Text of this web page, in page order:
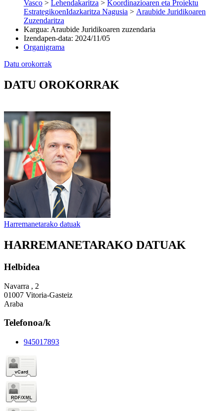
Vasco > Lehendakaritza > Koordinazioaren eta Proiektu
EstrategikoenIdazkaritza Nagusia > Araubide Juridikoaren
Zuzendaritza
Kargua: Araubide Juridikoaren zuzendaria
Izendapen-data: 2024/11/05
Organigrama
Datu orokorrak
DATU OROKORRAK
Harremanetarako datuak
HARREMANETARAKO DATUAK
Helbidea
Navarra , 2
01007 Vitoria-Gasteiz
Araba
Telefonoa/k
945017893